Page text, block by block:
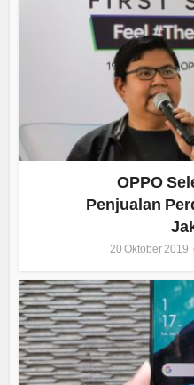
OPPO
Penjualan
20 Oktober 2019